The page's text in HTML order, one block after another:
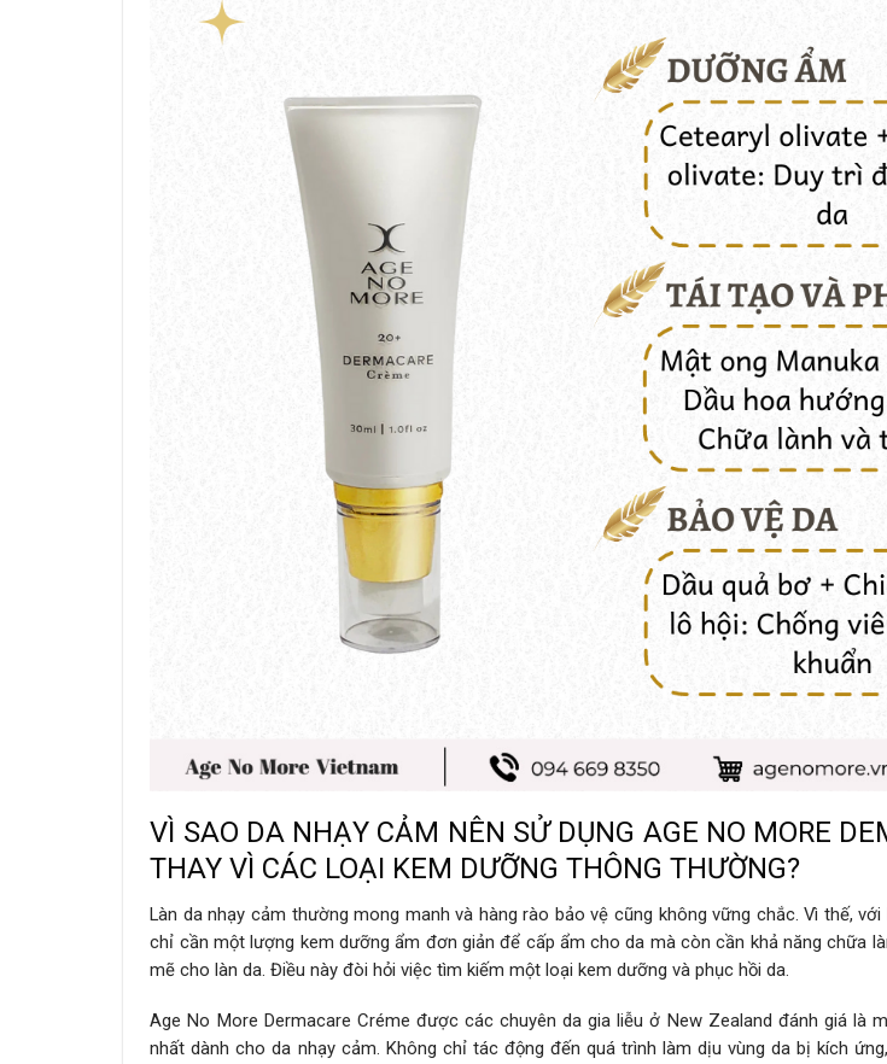
VÌ SAO DA NHẠY CẢM NÊN SỬ DỤNG AGE NO MORE
THAY VÌ CÁC LOẠI KEM DƯỠNG THÔNG THƯỜNG?
Làn da nhạy cảm thường mong manh và hàng rào bảo vệ cũng không vững chắc. Vì thế,
chỉ cần một lượng kem dưỡng ẩm đơn giản để cấp ẩm cho da mà còn cần khả năng chữa
mẽ cho làn da. Điều này đòi hỏi việc tìm kiếm một loại kem dưỡng và phục hồi da.
Age No More Dermacare Créme được các chuyên da gia liễu ở New Zealand đánh giá là
nhất dành cho da nhạy cảm. Không chỉ tác động đến quá trình làm dịu vùng da bị kích